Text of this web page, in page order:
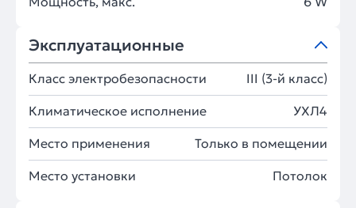
Эксплуатационные
Класс электробезопасности III (3-й класс)
Климатическое исполнение УХЛ4
Место применения Только в помещении
Место установки Потолок